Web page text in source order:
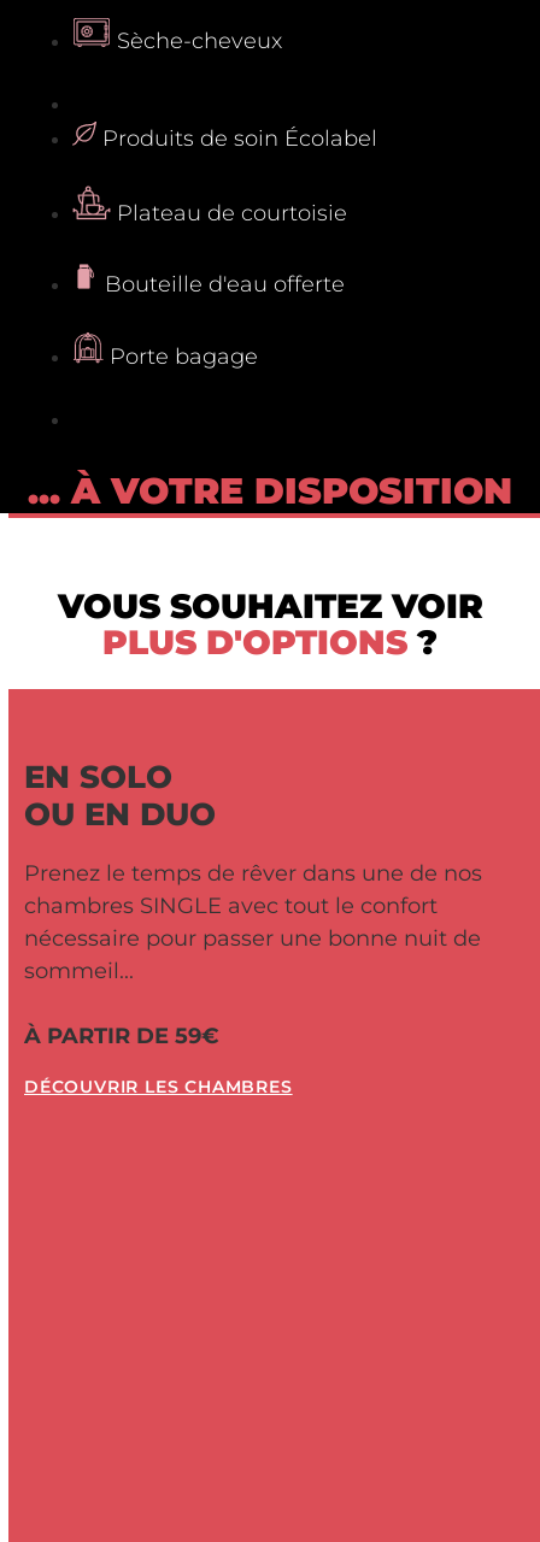
Sèche-cheveux
Produits de soin Écolabel
Plateau de courtoisie
Bouteille d'eau offerte
Porte bagage
... À VOTRE DISPOSITION
VOUS SOUHAITEZ VOIR
PLUS D'OPTIONS ?
EN SOLO
OU EN DUO
Prenez le temps de rêver dans une de nos
chambres SINGLE avec tout le confort
nécessaire pour passer une bonne nuit de
sommeil...
À PARTIR DE 59€
DÉCOUVRIR LES CHAMBRES